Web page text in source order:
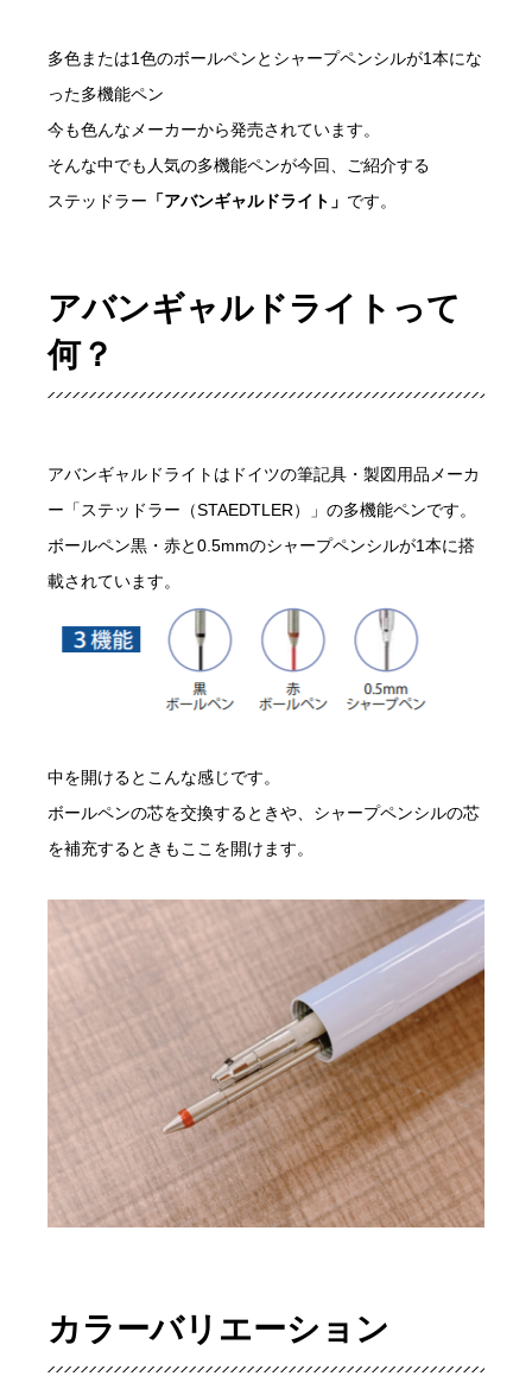
多色または1色のボールペンとシャープペンシルが1本にな
った多機能ペン
今も色んなメーカーから発売されています。
そんな中でも人気の多機能ペンが今回、ご紹介する
ステッドラー 「アバンギャルドライト」 です。
アバンギャルドライトって
何？
アバンギャルドライトはドイツの筆記具・製図用品メーカ
ー「ステッドラー（STAEDTLER）」の多機能ペンです。
ボールペン黒・赤と0.5mmのシャープペンシルが1本に搭
載されています。
中を開けるとこんな感じです。
ボールペンの芯を交換するときや、シャープペンシルの芯
を補充するときもここを開けます。
カラーバリエーション